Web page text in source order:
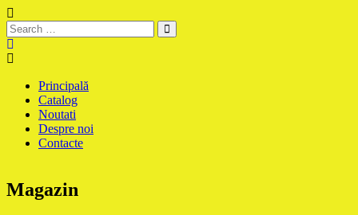
Principală
Catalog
Noutati
Despre noi
Contacte
Magazin